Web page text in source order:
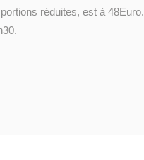
réduites, est à 48Euro.